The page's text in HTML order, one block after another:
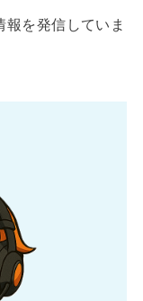
を発信していま